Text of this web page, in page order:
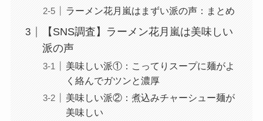
ラーメン花月嵐はまずい派の声：まとめ
【SNS調査】ラーメン花月嵐は美味しい
派の声
美味しい派①：こってりスープに麺がよ
く絡んでガツンと濃厚
美味しい派②：煮込みチャーシュー麺が
美味しい